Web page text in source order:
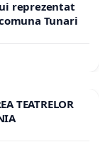
reprezentat
Tunari
TEATRELOR